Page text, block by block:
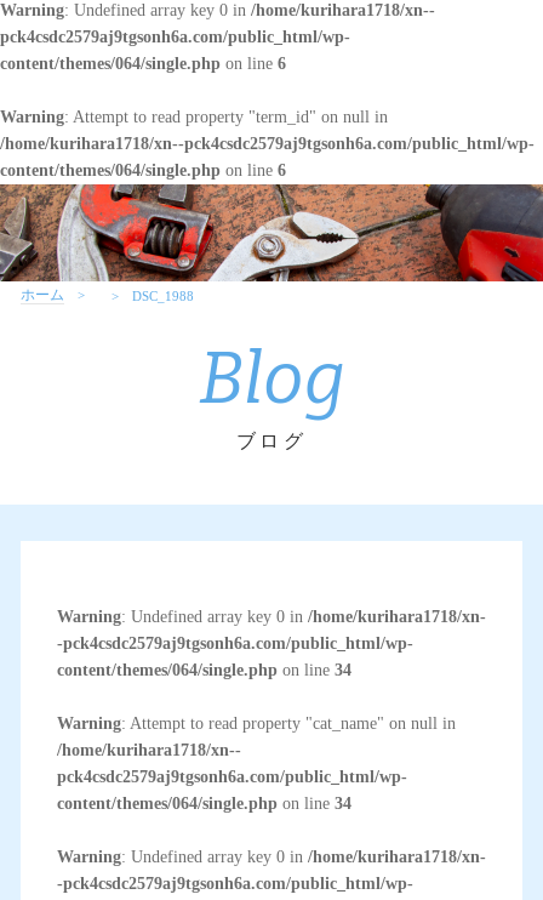
Warning: Undefined array key 0 in /home/kurihara1718/xn--
pck4csdc2579aj9tgsonh6a.com/public_html/wp-
content/themes/064/single.php on line 6
Warning: Attempt to read property "term_id" on null in
/home/kurihara1718/xn--pck4csdc2579aj9tgsonh6a.com/public_html/wp-
content/themes/064/single.php on line 6
ホーム DSC_1988
Blog
ブログ
Warning: Undefined array key 0 in /home/kurihara1718/xn-
-pck4csdc2579aj9tgsonh6a.com/public_html/wp-
content/themes/064/single.phpon line 34
Warning: Attempt to read property "cat_name" on null in
/home/kurihara1718/xn--
pck4csdc2579aj9tgsonh6a.com/public_html/wp-
content/themes/064/single.phpon line 34
Warning: Undefined array key 0 in /home/kurihara1718/xn-
-pck4csdc2579aj9tgsonh6a.com/public_html/wp-